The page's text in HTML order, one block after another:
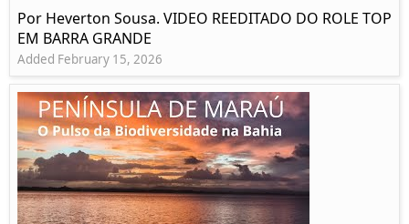
Por Heverton Sousa. VIDEO REEDITADO DO ROLE TOP
EM BARRA GRANDE
Added February 15, 2026